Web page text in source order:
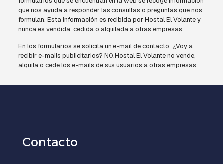
que nos ayuda a responder las consultas o preguntas que nos
formulan. Esta información es recibida por Hostal El Volante y
nunca es vendida, cedida o alquilada a otras empresas.
En los formularios se solicita un e-mail de contacto, ¿Voy a
recibir e-mails publicitarios? NO.Hostal El Volante no vende,
alquila o cede los e-mails de sus usuarios a otras empresas.
Contacto